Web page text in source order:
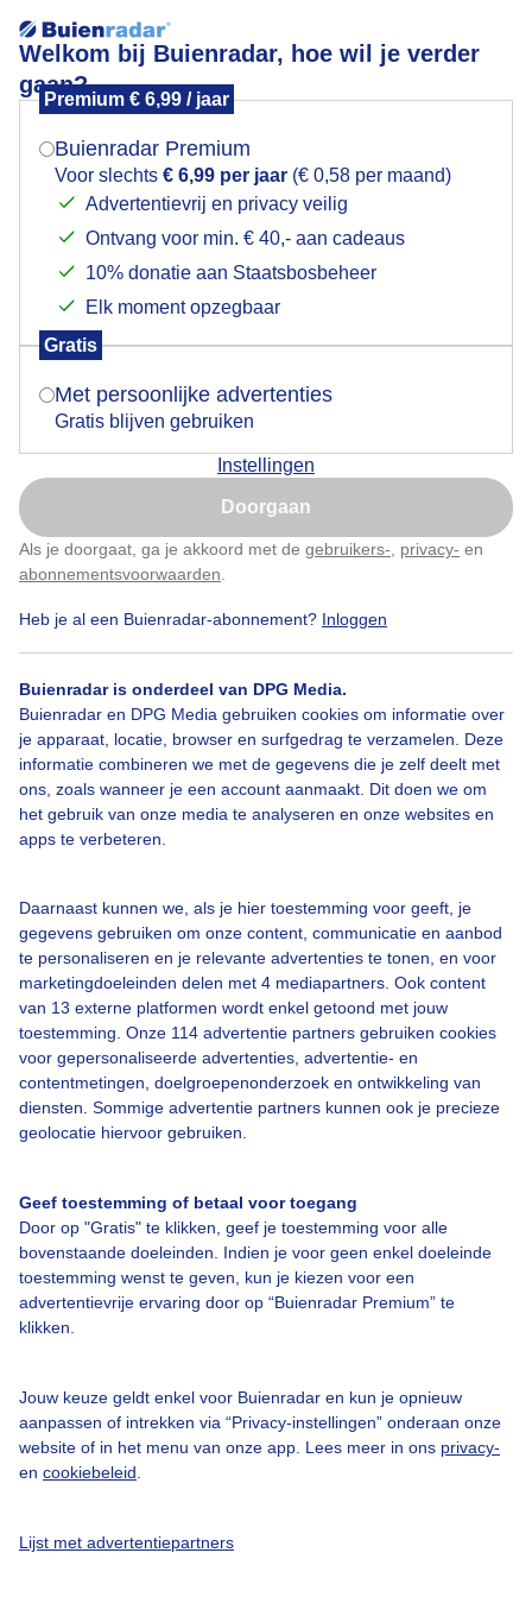
Welkom bij Buienradar, hoe wil je verder
gaan?
Premium € 6,99 / jaar
Buienradar Premium
Voor slechts € 6,99 per jaar (€ 0,58 per maand)
Advertentievrij en privacy veilig
Ontvang voor min. € 40,- aan cadeaus
10% donatie aan Staatsbosbeheer
Elk moment opzegbaar
Gratis
Met persoonlijke advertenties
Gratis blijven gebruiken
Instellingen
Doorgaan
Als je doorgaat, ga je akkoord met de gebruikers- privacy- en
abonnementsvoorwaarden
Heb je al een Buienradar-abonnement? Inloggen
Buienradar is onderdeel van DPG Media.
Buienradar en DPG Media gebruiken cookies om informatie over
je apparaat, locatie, browser en surfgedrag te verzamelen. Deze
informatie combineren we met de gegevens die je zelf deelt met
ons, zoals wanneer je een account aanmaakt. Dit doen we om
het gebruik van onze media te analyseren en onze websites en
apps te verbeteren.
Daarnaast kunnen we, als je hier toestemming voor geeft, je
gegevens gebruiken om onze content, communicatie en aanbod
te personaliseren en je relevante advertenties te tonen, en voor
marketingdoeleinden delen met 4 mediapartners. Ook content
van 13 externe platformen wordt enkel getoond met jouw
toestemming. Onze 114 advertentie partners gebruiken cookies
voor gepersonaliseerde advertenties, advertentie- en
contentmetingen, doelgroepenonderzoek en ontwikkeling van
diensten. Sommige advertentie partners kunnen ook je precieze
geolocatie hiervoor gebruiken.
Geef toestemming of betaal voor toegang
Door op "Gratis" te klikken, geef je toestemming voor alle
bovenstaande doeleinden. Indien je voor geen enkel doeleinde
toestemming wenst te geven, kun je kiezen voor een
advertentievrije ervaring door op “Buienradar Premium” te
klikken.
Jouw keuze geldt enkel voor Buienradar en kun je opnieuw
aanpassen of intrekken via “Privacy-instellingen” onderaan onze
website of in het menu van onze app. Lees meer in ons privacy-
en cookiebeleid
Lijst met advertentiepartners
zon/ wolkenluchten ( Heerlen )
Door: Marij Bouwers Gemaakt: 14-06-2026, 57x bekeken
Bekijk slideshow
Over Buienradar
Bedrijfsgegevens
Contact
Toegankelijkheid
Gebruikersvoorwaarden
Privacy beleid
Cookie beleid
Gratis weerdata
Mogen we je locatie gebruiken voor het
Indien je hier nog geen akkoord op hebt gegeven,
verschijnt er zo een pop-up uit je browser waarin
Is goed, toon de popup
Nu niet, misschien later
Klik hierom dit aan te passen